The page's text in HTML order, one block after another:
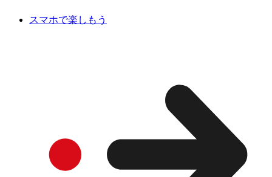
スマホで楽しもう